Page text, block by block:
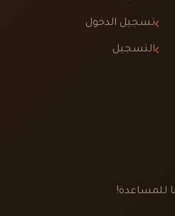
تسجيل الدخول
التسجيل
للمساعدة!